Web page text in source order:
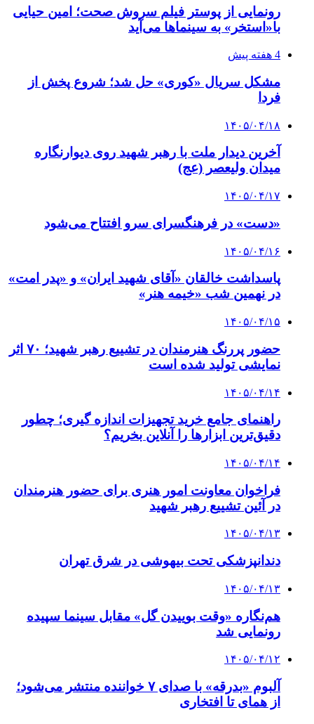
رونمایی از پوستر فیلم سروش صحت؛ امین حیایی
با«استخر» به سینماها می‌آید
4 هفته پیش
مشکل سریال «کوری» حل شد؛ شروع پخش از
فردا
۱۴۰۵/۰۴/۱۸
آخرین دیدار ملت با رهبر شهید روی دیوارنگاره
میدان ولیعصر (عج)
۱۴۰۵/۰۴/۱۷
«دست» در فرهنگسرای سرو افتتاح می‌شود
۱۴۰۵/۰۴/۱۶
پاسداشت خالقان «آقای شهید ایران» و «پدر امت»
در نهمین شب «خیمه هنر»
۱۴۰۵/۰۴/۱۵
حضور پررنگ هنرمندان در تشییع رهبر شهید؛ ۷۰ اثر
نمایشی تولید شده است
۱۴۰۵/۰۴/۱۴
راهنمای جامع خرید تجهیزات اندازه گیری؛ چطور
دقیق‌ترین ابزارها را آنلاین بخریم؟
۱۴۰۵/۰۴/۱۴
فراخوان معاونت امور هنری برای حضور هنرمندان
در آئین تشییع رهبر شهید
۱۴۰۵/۰۴/۱۳
دندانپزشکی تحت بیهوشی در شرق تهران
۱۴۰۵/۰۴/۱۳
هم‌نگاره «وقت بوییدن گل» مقابل سینما سپیده
رونمایی شد
۱۴۰۵/۰۴/۱۲
آلبوم «بدرقه» با صدای ۷ خواننده منتشر می‌شود؛
از همای تا افتخاری